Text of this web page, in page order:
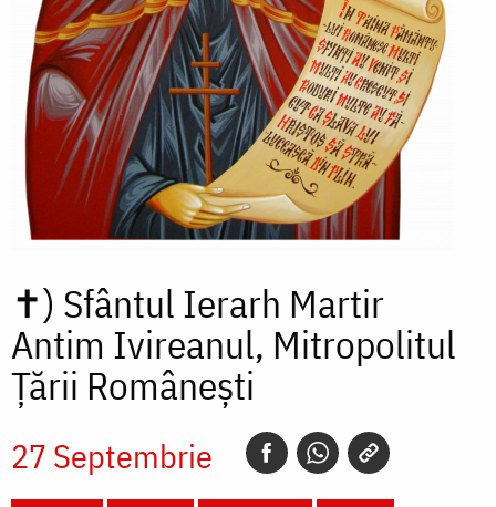
✝) Sfântul Ierarh Martir
Antim Ivireanul, Mitropolitul
Țării Românești
27 Septembrie